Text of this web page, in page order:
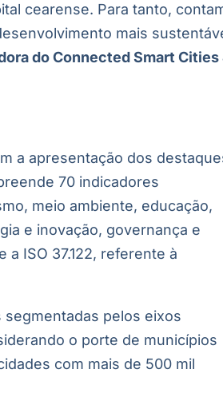
cearense. Para tanto,
mais
do Connected Smart Cities
a apresentação dos
70 indicadores
meio ambiente, educação,
e inovação, governança e
ISO 37.122, referente à
segmentadas pelos eixos
o porte de municípios
com mais de 500 mil